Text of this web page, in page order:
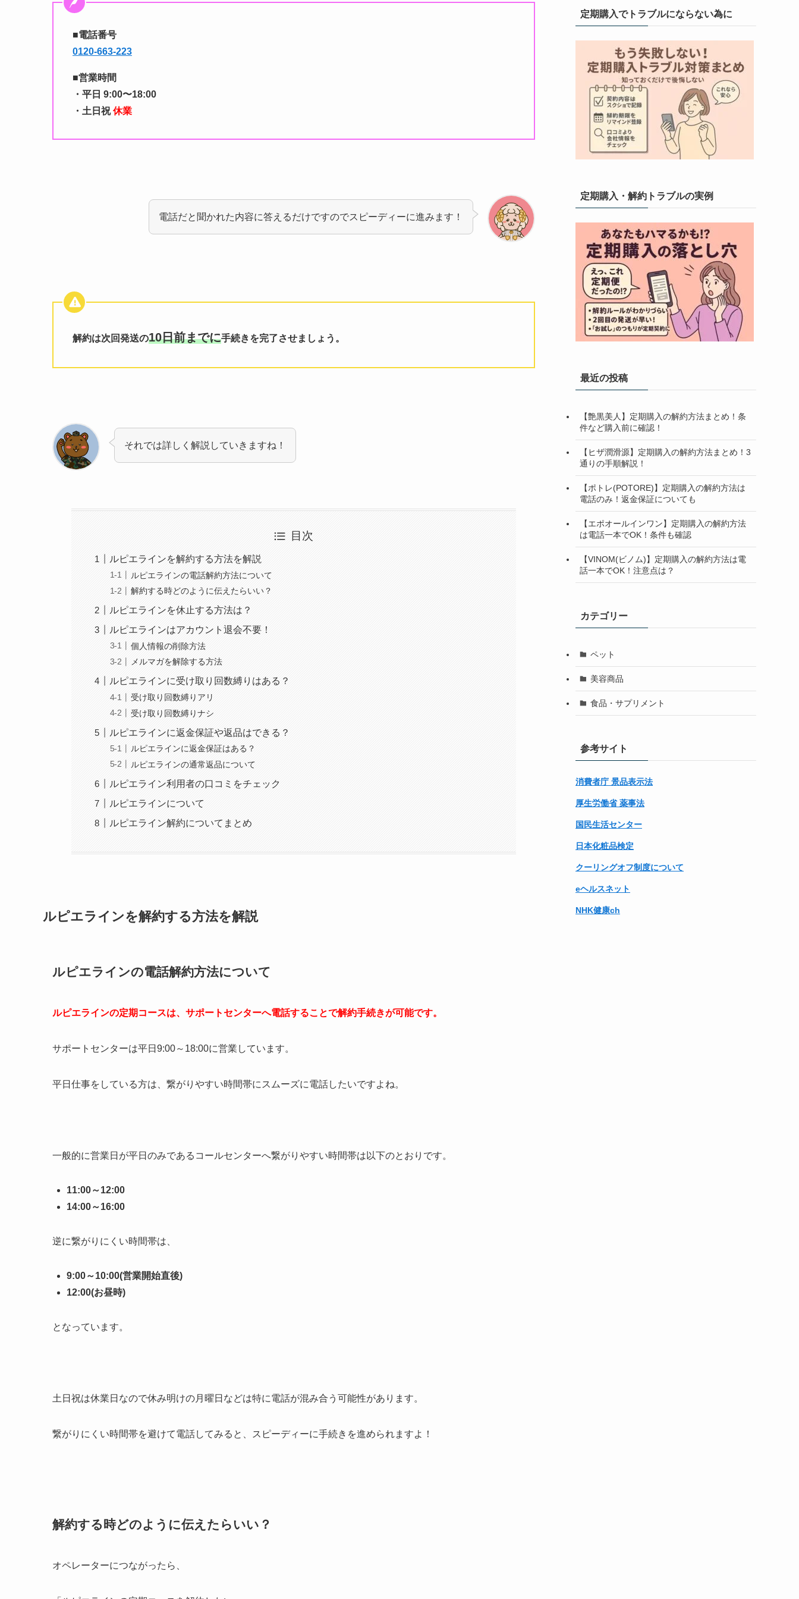
■電話番号
0120-663-223
■営業時間
・平日 9:00〜18:00
・土日祝休業
電話だと聞かれた内容に答えるだけですのでスピーディーに進みます！
解約は次回発送の10日前までに手続きを完了させましょう。
それでは詳しく解説していきますね！
目次
ルピエラインを解約する方法を解説
ルピエラインの電話解約方法について
解約する時どのように伝えたらいい？
ルピエラインを休止する方法は？
ルピエラインはアカウント退会不要！
個人情報の削除方法
メルマガを解除する方法
ルピエラインに受け取り回数縛りはある？
受け取り回数縛りアリ
受け取り回数縛りナシ
ルピエラインに返金保証や返品はできる？
ルピエラインに返金保証はある？
ルピエラインの通常返品について
ルピエライン利用者の口コミをチェック
ルピエラインについて
ルピエライン解約についてまとめ
ルピエラインを解約する方法を解説
ルピエラインの電話解約方法について
ルピエラインの定期コースは、サポートセンターへ電話することで解約手続きが可能です。
サポートセンターは平日9:00～18:00に営業しています。
平日仕事をしている方は、繋がりやすい時間帯にスムーズに電話したいですよね。
一般的に営業日が平日のみであるコールセンターへ繋がりやすい時間帯は以下のとおりです。
11:00～12:00
14:00～16:00
逆に繋がりにくい時間帯は、
9:00～10:00(営業開始直後)
12:00(お昼時)
となっています。
土日祝は休業日なので休み明けの月曜日などは特に電話が混み合う可能性があります。
繋がりにくい時間帯を避けて電話してみると、スピーディーに手続きを進められますよ！
解約する時どのように伝えたらいい？
オペレーターにつながったら、
定期購入でトラブルにならない為に
定期購入・解約トラブルの実例
最近の投稿
【艶黒美人】定期購入の解約方法まとめ！条
件など購入前に確認！
【ヒザ潤滑源】定期購入の解約方法まとめ！3
通りの手順解説！
【ポトレ(POTORE)】定期購入の解約方法は
電話のみ！返金保証についても
【エポオールインワン】定期購入の解約方法
は電話一本でOK！条件も確認
【VINOM(ビノム)】定期購入の解約方法は電
話一本でOK！注意点は？
カテゴリー
ペット
美容商品
食品・サプリメント
参考サイト
消費者庁 景品表示法
厚生労働省 薬事法
国民生活センター
日本化粧品検定
クーリングオフ制度について
eヘルスネット
NHK健康ch